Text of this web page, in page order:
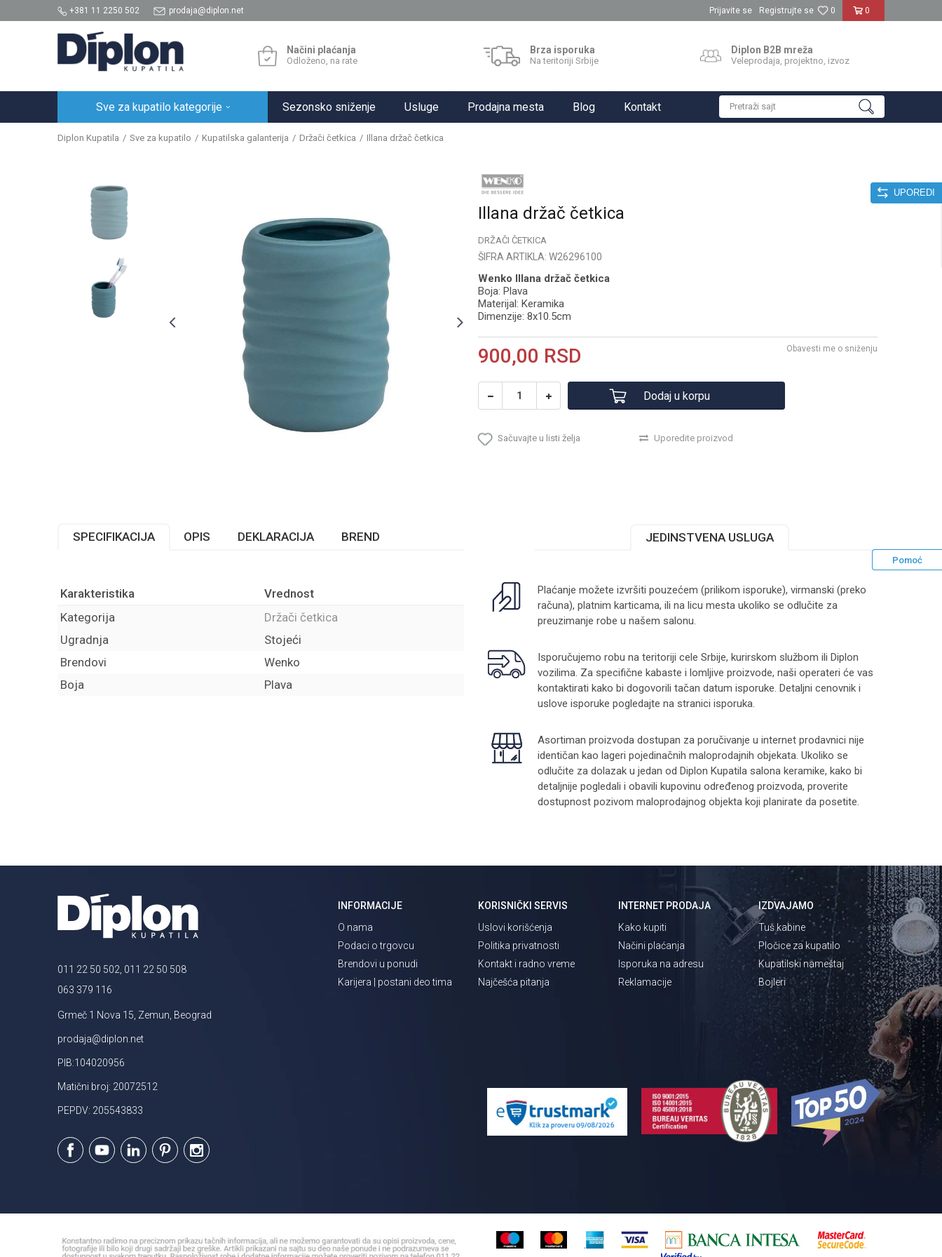
+381 11 2250 502 prodaja@diplon.net 0
0
Prijavite se Registrujte se
Načini plaćanja
Odloženo, na rate
Brza isporuka
Na teritoriji Srbije
Diplon B2B mreža
Veleprodaja, projektno, izvoz
Sve za kupatilo kategorije Sezonsko sniženje Usluge Prodajna mesta Blog Kontakt Pretraži sajt
UPOREDI
Diplon Kupatila Sve za kupatilo Kupatilska galanterija Držači četkica Illana držač četkica
Illana držač četkica
DRŽAČI ČETKICA
ŠIFRA ARTIKLA: W26296100
Wenko Illana držač četkica
Boja: Plava
Materijal: Keramika
Dimenzije: 8x10.5cm
900,00 RSD Obavesti me o sniženju
Dodaj u korpu
Sačuvajte u listi želja Uporedite proizvod
Pomoć
SPECIFIKACIJA OPIS DEKLARACIJA BREND
Karakteristika
Vrednost
Kategorija
Držači četkica
Ugradnja
Stojeći
Brendovi
Wenko
Boja
Plava
JEDINSTVENA USLUGA
Plaćanje možete izvršiti pouzećem (prilikom isporuke), virmanski (preko
računa), platnim karticama, ili na licu mesta ukoliko se odlučite za
preuzimanje robe u našem salonu.
Isporučujemo robu na teritoriji cele Srbije, kurirskom službom ili Diplon
vozilima. Za specifične kabaste i lomljive proizvode, naši operateri će vas
kontaktirati kako bi dogovorili tačan datum isporuke. Detaljni cenovnik i
uslove isporuke pogledajte na straniciisporuka.
Asortiman proizvoda dostupan za poručivanje u internet prodavnici nije
identičan kao lageri pojedinačnih maloprodajnih objekata. Ukoliko se
odlučite za dolazak u jedan od Diplon Kupatila salona keramike, kako bi
detaljnije pogledali i obavili kupovinu određenog proizvoda, proverite
dostupnost pozivom maloprodajnog objekta koji planirate da posetite.
011 22 50 502, 011 22 50 508
063 379 116
Grmeč 1 Nova 15, Zemun, Beograd
prodaja@diplon.net
PIB:104020956
Matični broj: 20072512
PEPDV: 205543833
INFORMACIJE
O nama
Podaci o trgovcu
Brendovi u ponudi
Karijera | postani deo tima
KORISNIČKI SERVIS
Uslovi korišćenja
Politika privatnosti
Kontakt i radno vreme
Najčešća pitanja
INTERNET PRODAJA
Kako kupiti
Načini plaćanja
Isporuka na adresu
Reklamacije
IZDVAJAMO
Tuš kabine
Pločice za kupatilo
Kupatilski nameštaj
Bojleri